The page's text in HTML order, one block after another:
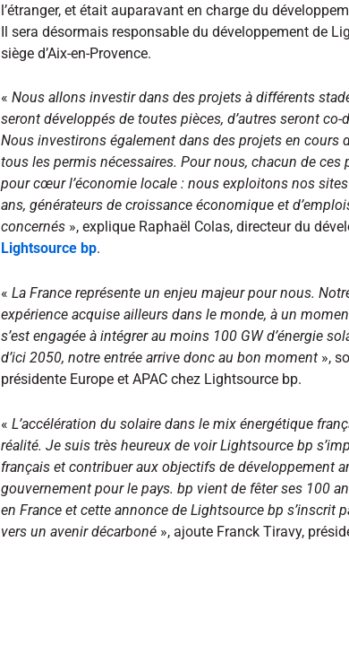
l’étranger, et était auparavant en charge du
Il sera désormais responsable du développement de
siège d’Aix-en-Provence.
« Nous allons investir dans des projets à différents
seront développés de toutes pièces, d’autres seront
Nous investirons également dans des projets en cours
tous les permis nécessaires. Pour nous, chacun de ces
pour cœur l’économie locale : nous exploitons nos
ans, générateurs de croissance économique et
concernés », explique Raphaël Colas, directeur du
Lightsource bp.
« La France représente un enjeu majeur pour nous.
expérience acquise ailleurs dans le monde, à un
s’est engagée à intégrer au moins 100 GW d’énergie
d’ici 2050, notre entrée arrive donc au bon moment »,
présidente Europe et APAC chez Lightsource bp.
« L’accélération du solaire dans le mix énergétique
réalité. Je suis très heureux de voir Lightsource bp
français et contribuer aux objectifs de développement
gouvernement pour le pays. bp vient de fêter ses 100
en France et cette annonce de Lightsource bp s’inscrit
vers un avenir décarboné », ajoute Franck Tiravy,